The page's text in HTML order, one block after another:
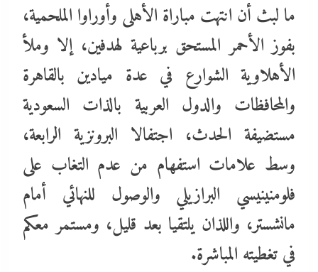
ما لبث أن انتهت مباراة الأهلى وأوراوا الملحمية،
بفوز الأحمر المستحق برباعية لهدفين، إلا وملأ
الأهلاوية الشوارع في عدة ميادين بالقاهرة
والمحافظات والدول العربية بالذات السعودية
مستضيفة الحدث، اجتفالا البرونزية الرابعة،
وسط علامات استفهام من عدم التغاب على
فلومنينيسي البرازيلي والوصول للنهائي أمام
مانشستر، واللذان يلتقيا بعد قليل، ومستمر معكم
في تغطيته المباشرة.